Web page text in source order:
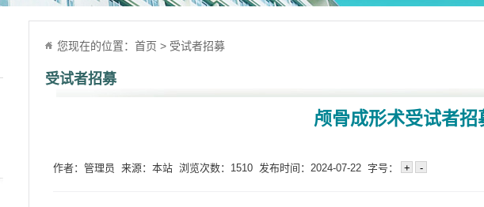
您现在的位置： 首页 > 受试者招募
受试者招募
颅骨成形术受试者招
作者：管理员 来源：本站 浏览次数：1510 发布时间：2024-07-22 字号：